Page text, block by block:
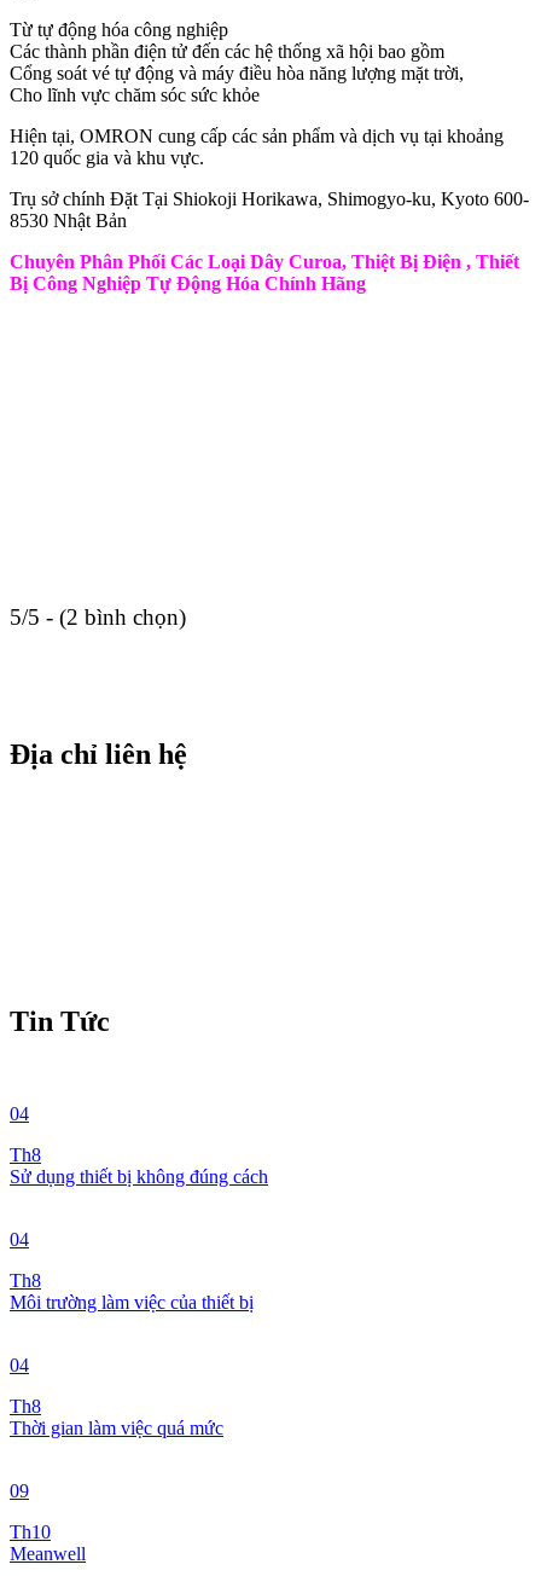
Từ tự động hóa công nghiệp
Các thành phần điện tử đến các hệ thống xã hội bao gồm
Cổng soát vé tự động và máy điều hòa năng lượng mặt trời,
Cho lĩnh vực chăm sóc sức khỏe
Hiện tại, OMRON cung cấp các sản phẩm và dịch vụ tại khoảng
120 quốc gia và khu vực.
Trụ sở chính Đặt Tại Shiokoji Horikawa, Shimogyo-ku, Kyoto 600-
8530 Nhật Bản
Chuyên Phân Phối Các Loại Dây Curoa, Thiệt Bị Điện , Thiết
Bị Công Nghiệp Tự Động Hóa Chính Hãng
5/5 - (2 bình chọn)
Địa chỉ liên hệ
Tin Tức
04
Th8
Sử dụng thiết bị không đúng cách
04
Th8
Môi trường làm việc của thiết bị
04
Th8
Thời gian làm việc quá mức
09
Th10
Meanwell